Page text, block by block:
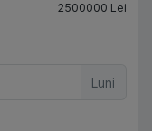
2500000 Lei
Luni